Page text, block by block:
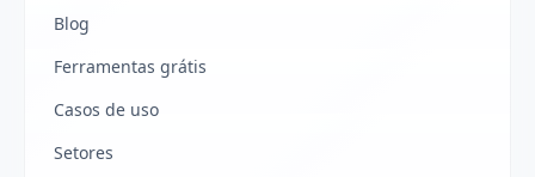
Blog
Ferramentas grátis
Casos de uso
Setores